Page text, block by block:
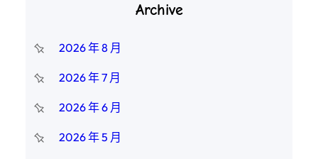
Archive
2026 年 8 月
2026 年 7 月
2026 年 6 月
2026 年 5 月